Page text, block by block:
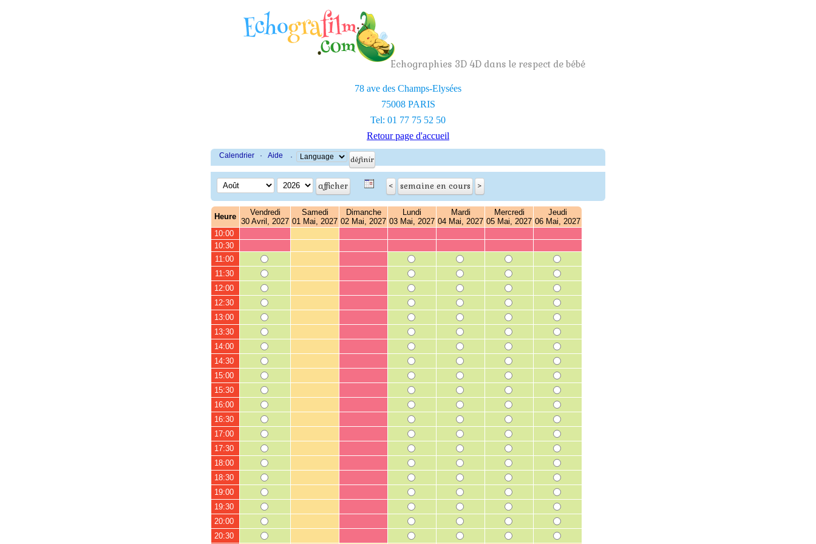
Echographies 3D 4D dans le respect de bébé
78 ave des Champs-Elysées
75008 PARIS
Tel: 01 77 75 52 50
Retour page d'accueil
Calendrier · Aide ·
Heure
Vendredi
30 Avril, 2027
Samedi
01 Mai, 2027
Dimanche
02 Mai, 2027
Lundi
03 Mai, 2027
Mardi
04 Mai, 2027
Mercredi
05 Mai, 2027
Jeudi
06 Mai, 2027
10:00
10:30
11:00
11:30
12:00
12:30
13:00
13:30
14:00
14:30
15:00
15:30
16:00
16:30
17:00
17:30
18:00
18:30
19:00
19:30
20:00
20:30